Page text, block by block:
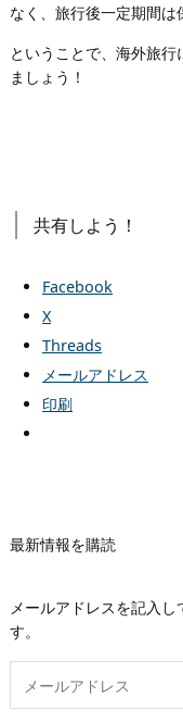
なく、旅行後一定期間は
ということで、海外旅
ましょう！
共有しよう！
Facebook
X
Threads
メールアドレス
印刷
最新情報を購読
メールアドレスを記入
す。